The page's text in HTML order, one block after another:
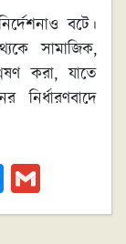
বটে।
সামাজিক,
করা, যাতে
M
es m